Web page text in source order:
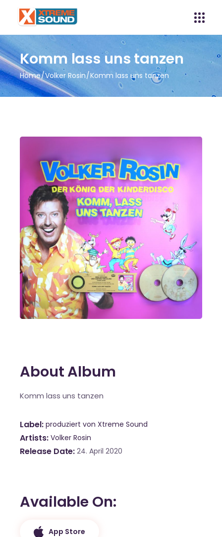
Komm lass uns tanzen
Home Volker Rosin Komm lass uns tanzen
About Album
Komm lass uns tanzen
Label produziert von Xtreme Sound
Artists Volker Rosin
Release Date 24. April 2020
Available On
App Store